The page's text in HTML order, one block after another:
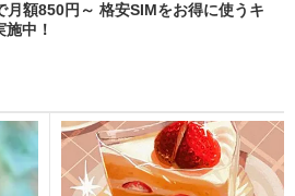
月額850円～ 格安SIMをお得に使うキ
施中！